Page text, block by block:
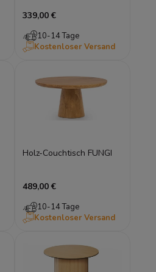
339,00 €
10-14 Tage
Kostenloser Versand
Holz-Couchtisch FUNGI
489,00 €
10-14 Tage
Kostenloser Versand